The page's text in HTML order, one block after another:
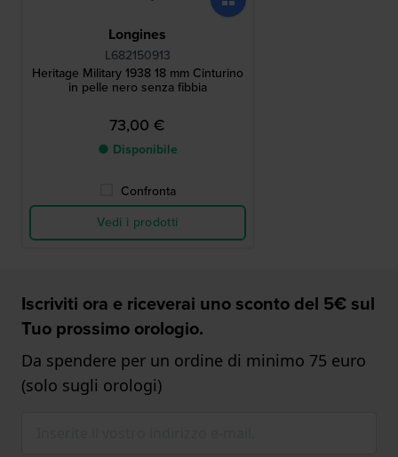
Longines
L682150913
Heritage Military 1938 18 mm Cinturino
in pelle nero senza fibbia
73,00 €
● Disponibile
Confronta
Vedi i prodotti
Iscriviti ora e riceverai uno sconto del 5€ sul
Tuo prossimo orologio.
Da spendere per un ordine di minimo 75 euro
(solo sugli orologi)